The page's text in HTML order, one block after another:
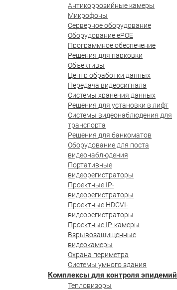
Антикоррозийные камеры
Микрофоны
Серверное оборудование
Оборудование ePOE
Программное обеспечение
Решения для парковки
Объективы
Центр обработки данных
Передача видеосигнала
Системы хранения данных
Решения для установки в лифт
Системы видеонаблюдения для
транспорта
Решения для банкоматов
Оборудование для поста
видеонаблюдения
Портативные
видеорегистраторы
Проектные IP-
видеорегистраторы
Проектные HDCVI-
видеорегистраторы
Проектные IP-камеры
Взрывозащищенные
видеокамеры
Охрана периметра
Системы умного здания
Комплексы для контроля эпидемий
Тепловизоры